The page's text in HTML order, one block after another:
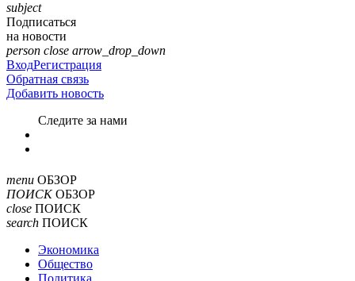
subject
Подписаться
на новости
person close arrow_drop_down
ВходРегистрация
Обратная связь
Добавить новость
Cледите за нами
menu ОБЗОР
ПОИСК ОБЗОР
close ПОИСК
search ПОИСК
Экономика
Общество